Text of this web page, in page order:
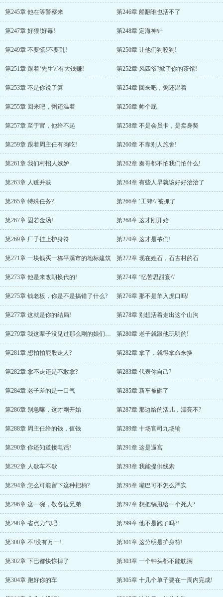
第245章 他在等警察来 第246章 船翻谁也活不了
第247章 好狠!好毒! 第248章 定海神针
第249章 不要慌!不要乱! 第250章 让他们狗咬狗!
第251章 跟着‘先生\\’有大钱赚! 第252章 风四爷?掀了你的茶馆!
第253章 不是你说了算 第254章 回来吧，粥还温着
第255章 回来吧，粥还温着 第256章 帅个屁
第257章 至于官，他给不起 第258章 不是会员卡，是卖身契
第259章 跟着周主任有肉吃! 第260章 不靠别人施舍!
第261章 我们村招人嫉妒 第262章 秦哥都不怕我们怕什么!
第263章 人赃并获 第264章 有些人早就该好好治治了
第265章 特殊任务? 第266章 ‘工蜂\\’被抓了
第267章 固若金汤! 第268章 这才刚开始
第269章 厂子挂上护身符 第270章 这才是爷们!
第271章 一块钱买一栋平溪市的地标建筑 第272章 现在姓石，石古村的石
第273章 他是来改朝换代的! 第274章 ‘忆苦思甜宴\\’
第275章 钱老板，你是不是搞错了什么? 第276章 那不是羊入虎口吗!
第277章 这就是你的结局! 第278章 别想活着走出这个山沟
第279章 我这辈子没见过那么刚的娘们儿! 第280章 老子就跟他玩明的!
第281章 想拍拍屁股走人? 第282章 拿了，就得拿命来换
第282章 拿不走还是不敢拿? 第283章 代表你自己?
第284章 老子差的是一口气 第285章 新车被砸了
第286章 别急嘛，这才刚开始 第287章 那边给的活儿，漂亮不?
第288章 周主任给的钱，值钱 第289章 十场官司九场输
第290章 你还知道接电话! 第291章 这是逼宫
第292章 人歇车不歇 第293章 我能提供线索
第294章 怎么可能留下这种把柄? 第295章 嘴巴可不怎么严实
第296章 这一碗，敬各位兄弟 第297章 想把锅甩给一个死人?
第298章 省点力气吧 第299章 他不是跑了吗?!
第300章 不!没有万一! 第301章 这分明是护身符!
第302章 下巴都快惊掉了 第303章 一个钟头都不能耽搁
第304章 跑好你的车 第305章 十几个单子要在一周内完成!